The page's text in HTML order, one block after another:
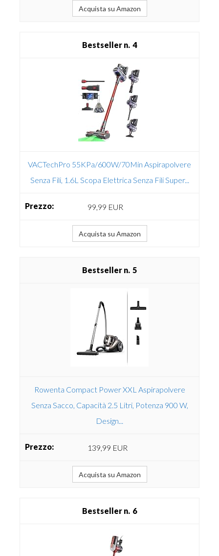
Acquista su Amazon
4
VACTechPro 55KPa/600W/70Min Aspirapolvere
Senza Fili, 1.6L Scopa Elettrica Senza Fili Super...
99,99 EUR
Acquista su Amazon
5
Rowenta Compact Power XXL Aspirapolvere
Senza Sacco, Capacità 2.5 Litri, Potenza 900 W,
Design...
139,99 EUR
Acquista su Amazon
6